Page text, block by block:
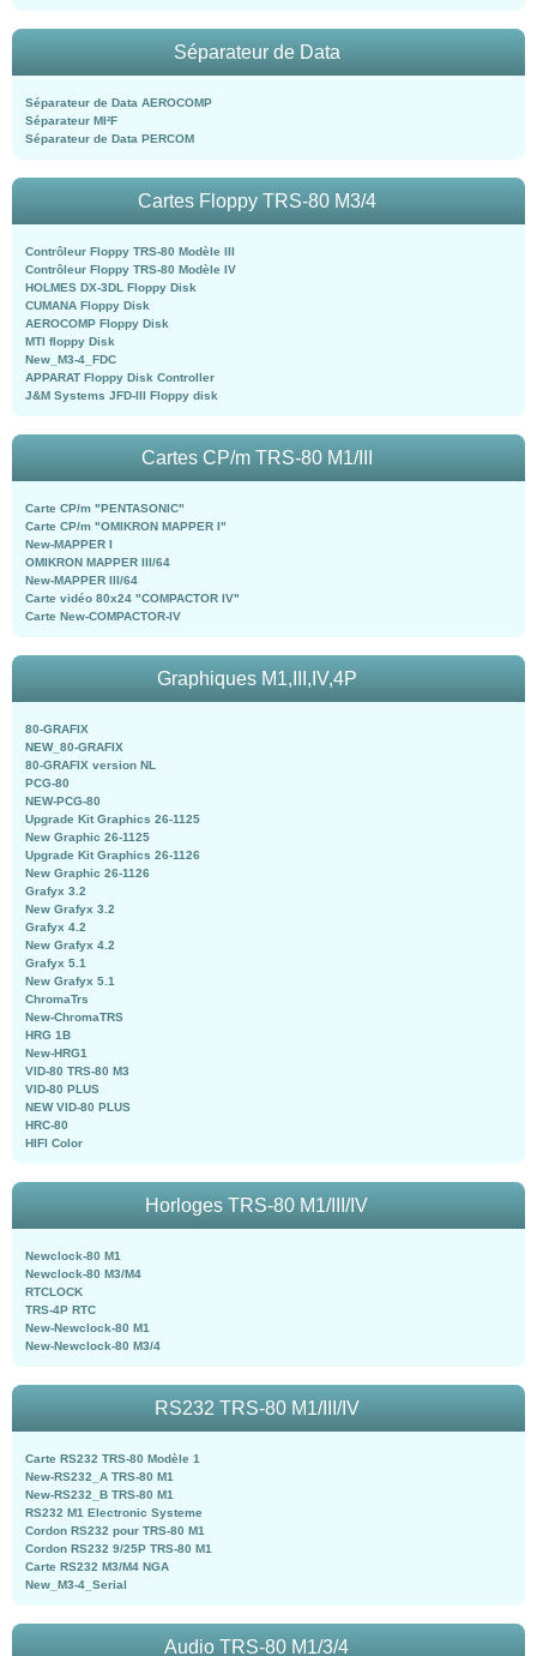
Séparateur de Data
Séparateur de Data AEROCOMP
Séparateur MI²F
Séparateur de Data PERCOM
Cartes Floppy TRS-80 M3/4
Contrôleur Floppy TRS-80 Modèle III
Contrôleur Floppy TRS-80 Modèle IV
HOLMES DX-3DL Floppy Disk
CUMANA Floppy Disk
AEROCOMP Floppy Disk
MTI floppy Disk
New_M3-4_FDC
APPARAT Floppy Disk Controller
J&M Systems JFD-III Floppy disk
Cartes CP/m TRS-80 M1/III
Carte CP/m "PENTASONIC"
Carte CP/m "OMIKRON MAPPER I"
New-MAPPER I
OMIKRON MAPPER III/64
New-MAPPER III/64
Carte vidéo 80x24 "COMPACTOR IV"
Carte New-COMPACTOR-IV
Graphiques M1,III,IV,4P
80-GRAFIX
NEW_80-GRAFIX
80-GRAFIX version NL
PCG-80
NEW-PCG-80
Upgrade Kit Graphics 26-1125
New Graphic 26-1125
Upgrade Kit Graphics 26-1126
New Graphic 26-1126
Grafyx 3.2
New Grafyx 3.2
Grafyx 4.2
New Grafyx 4.2
Grafyx 5.1
New Grafyx 5.1
ChromaTrs
New-ChromaTRS
HRG 1B
New-HRG1
VID-80 TRS-80 M3
VID-80 PLUS
NEW VID-80 PLUS
HRC-80
HIFI Color
Horloges TRS-80 M1/III/IV
Newclock-80 M1
Newclock-80 M3/M4
RTCLOCK
TRS-4P RTC
New-Newclock-80 M1
New-Newclock-80 M3/4
RS232 TRS-80 M1/III/IV
Carte RS232 TRS-80 Modèle 1
New-RS232_A TRS-80 M1
New-RS232_B TRS-80 M1
RS232 M1 Electronic Systeme
Cordon RS232 pour TRS-80 M1
Cordon RS232 9/25P TRS-80 M1
Carte RS232 M3/M4 NGA
New_M3-4_Serial
Audio TRS-80 M1/3/4